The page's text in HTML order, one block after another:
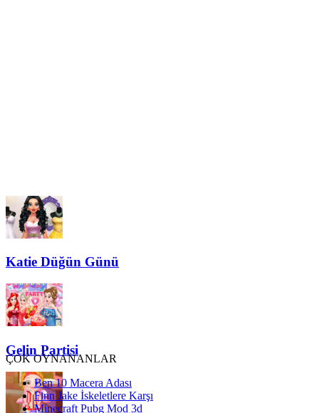
Katie Düğün Günü
Gelin Partisi
ÇOK OYNANANLAR
Ben 10 Macera Adası
Finn Jake İskeletlere Karşı
Minecraft Pubg Mod 3d